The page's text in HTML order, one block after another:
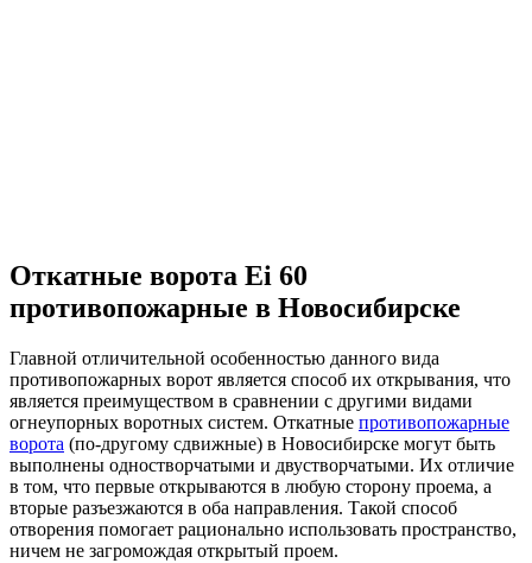
Откатные ворота Ei 60
противопожарные в Новосибирске
Главной отличительной особенностью данного вида
противопожарных ворот является способ их открывания, что
является преимуществом в сравнении с другими видами
огнеупорных воротных систем. Откатные противопожарные
ворота (по-другому сдвижные) в Новосибирске могут быть
выполнены одностворчатыми и двустворчатыми. Их отличие
в том, что первые открываются в любую сторону проема, а
вторые разъезжаются в оба направления. Такой способ
отворения помогает рационально использовать пространство,
ничем не загромождая открытый проем.